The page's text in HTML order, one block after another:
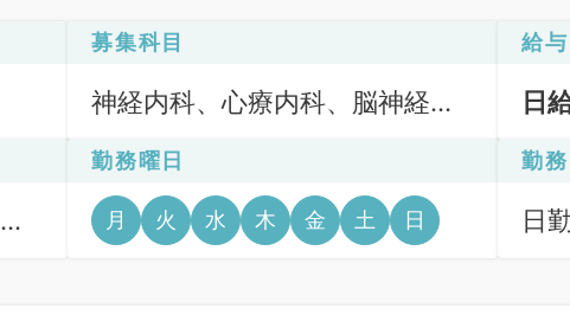
募集科目
神経内科、心療内科、脳神経外
循環器内科、呼吸器内科、消化
器内科、内分泌・代謝内科、腎
給与
日
勤務曜日
月 火 水 木 金 土 日
勤
日